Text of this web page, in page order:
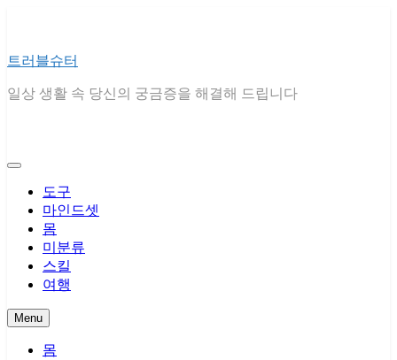
트러블슈터
일상 생활 속 당신의 궁금증을 해결해 드립니다
도구
마인드셋
몸
미분류
스킬
여행
Menu
몸